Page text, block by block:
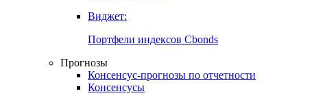
Виджет:
Портфели индексов Cbonds
Прогнозы
Консенсус-прогнозы по отчетности
Консенсусы